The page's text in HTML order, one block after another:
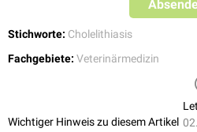
Stichworte: Cholelithiasis
Fachgebiete: Veterinärmedizin
Wichtiger Hinweis zu diesem Artikel